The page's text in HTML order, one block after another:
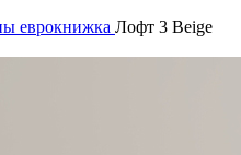
еврокнижка Лофт 3 Beige